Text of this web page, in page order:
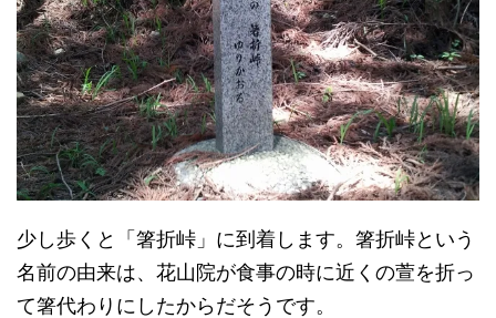
少し歩くと「箸折峠」に到着します。箸折峠という
名前の由来は、花山院が食事の時に近くの萱を折っ
て箸代わりにしたからだそうです。